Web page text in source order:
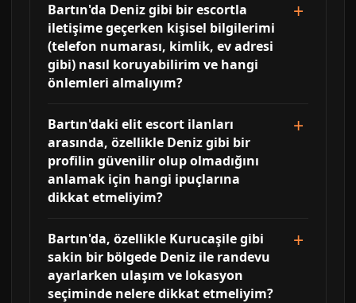
Bartın'da Deniz gibi bir escortla
iletişime geçerken kişisel bilgilerimi
(telefon numarası, kimlik, ev adresi
gibi) nasıl koruyabilirim ve hangi
önlemleri almalıyım?
Bartın'daki elit escort ilanları
arasında, özellikle Deniz gibi bir
profilin güvenilir olup olmadığını
anlamak için hangi ipuçlarına
dikkat etmeliyim?
Bartın'da, özellikle Kurucaşile gibi
sakin bir bölgede Deniz ile randevu
ayarlarken ulaşım ve lokasyon
seçiminde nelere dikkat etmeliyim?